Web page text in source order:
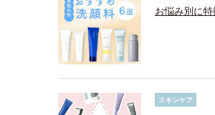
お悩み別に
スキンケア